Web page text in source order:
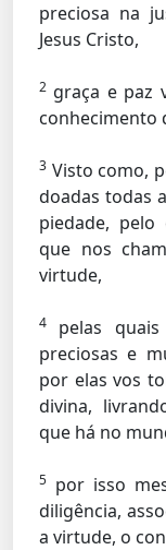
preciosa na
Jesus Cristo,
2 graça e paz
conhecimento
3 Visto como,
doadas todas
piedade, pelo
que nos
virtude,
4
pelas
preciosas e
por elas vos
divina,
que há no
5 por isso
diligência,
a virtude, o